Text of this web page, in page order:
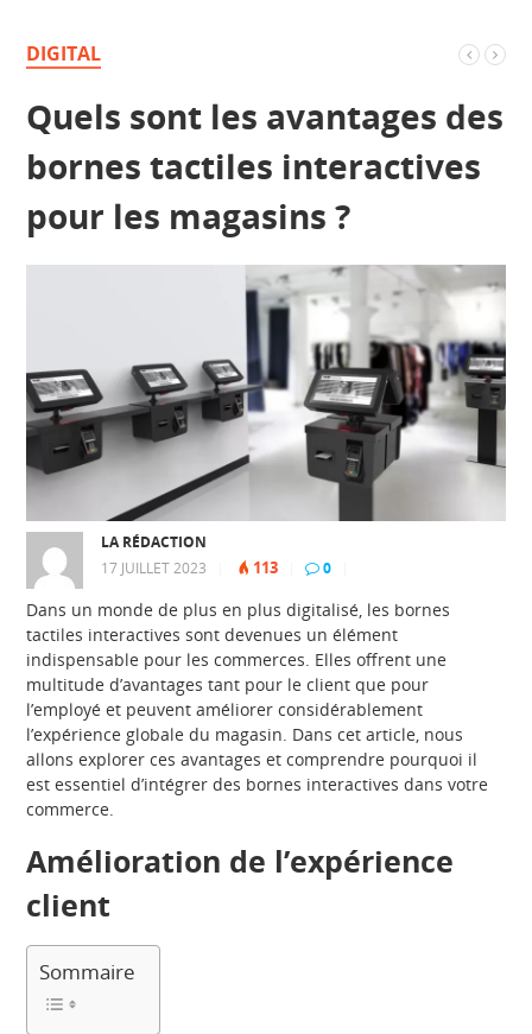
DIGITAL
Quels sont les avantages des
bornes tactiles interactives
pour les magasins ?
LA RÉDACTION
17 JUILLET 2023
113 0
Dans un monde de plus en plus digitalisé, les bornes
tactiles interactives sont devenues un élément
indispensable pour les commerces. Elles offrent une
multitude d’avantages tant pour le client que pour
l’employé et peuvent améliorer considérablement
l’expérience globale du magasin. Dans cet article, nous
allons explorer ces avantages et comprendre pourquoi il
est essentiel d’intégrer des bornes interactives dans votre
commerce.
Amélioration de l’expérience
client
Sommaire